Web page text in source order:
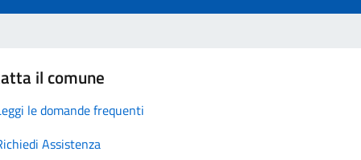
il comune
le domande frequenti
Assistenza